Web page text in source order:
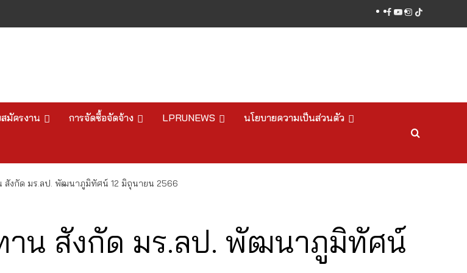
facebook
youtube
instagram
tiktok
มัครงาน การจัดซื้อจัดจ้าง LPRUNEWS นโยบายความเป็นส่วนตัว
สังกัด มร.ลป. พัฒนาภูมิทัศน์ 12 มิถุนายน 2566
าน สังกัด มร.ลป. พัฒนาภูมิทัศน์